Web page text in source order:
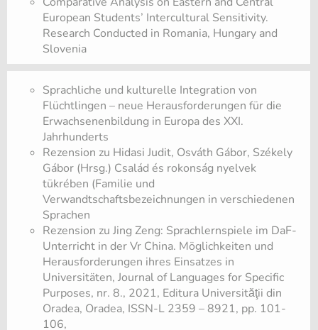
European Students’ Intercultural Sensitivity.
Research Conducted in Romania, Hungary and
Slovenia
Sprachliche und kulturelle Integration von
Flüchtlingen – neue Herausforderungen für die
Erwachsenenbildung in Europa des XXI.
Jahrhunderts
Rezension zu Hidasi Judit, Osváth Gábor, Székely
Gábor (Hrsg.) Család és rokonság nyelvek
tükrében (Familie und
Verwandtschaftsbezeichnungen in verschiedenen
Sprachen
Rezension zu Jing Zeng: Sprachlernspiele im DaF-
Unterricht in der Vr China. Möglichkeiten und
Herausforderungen ihres Einsatzes in
Universitäten, Journal of Languages for Specific
Purposes, nr. 8., 2021, Editura Universităţii din
Oradea, Oradea, ISSN-L 2359 – 8921, pp. 101-
106,